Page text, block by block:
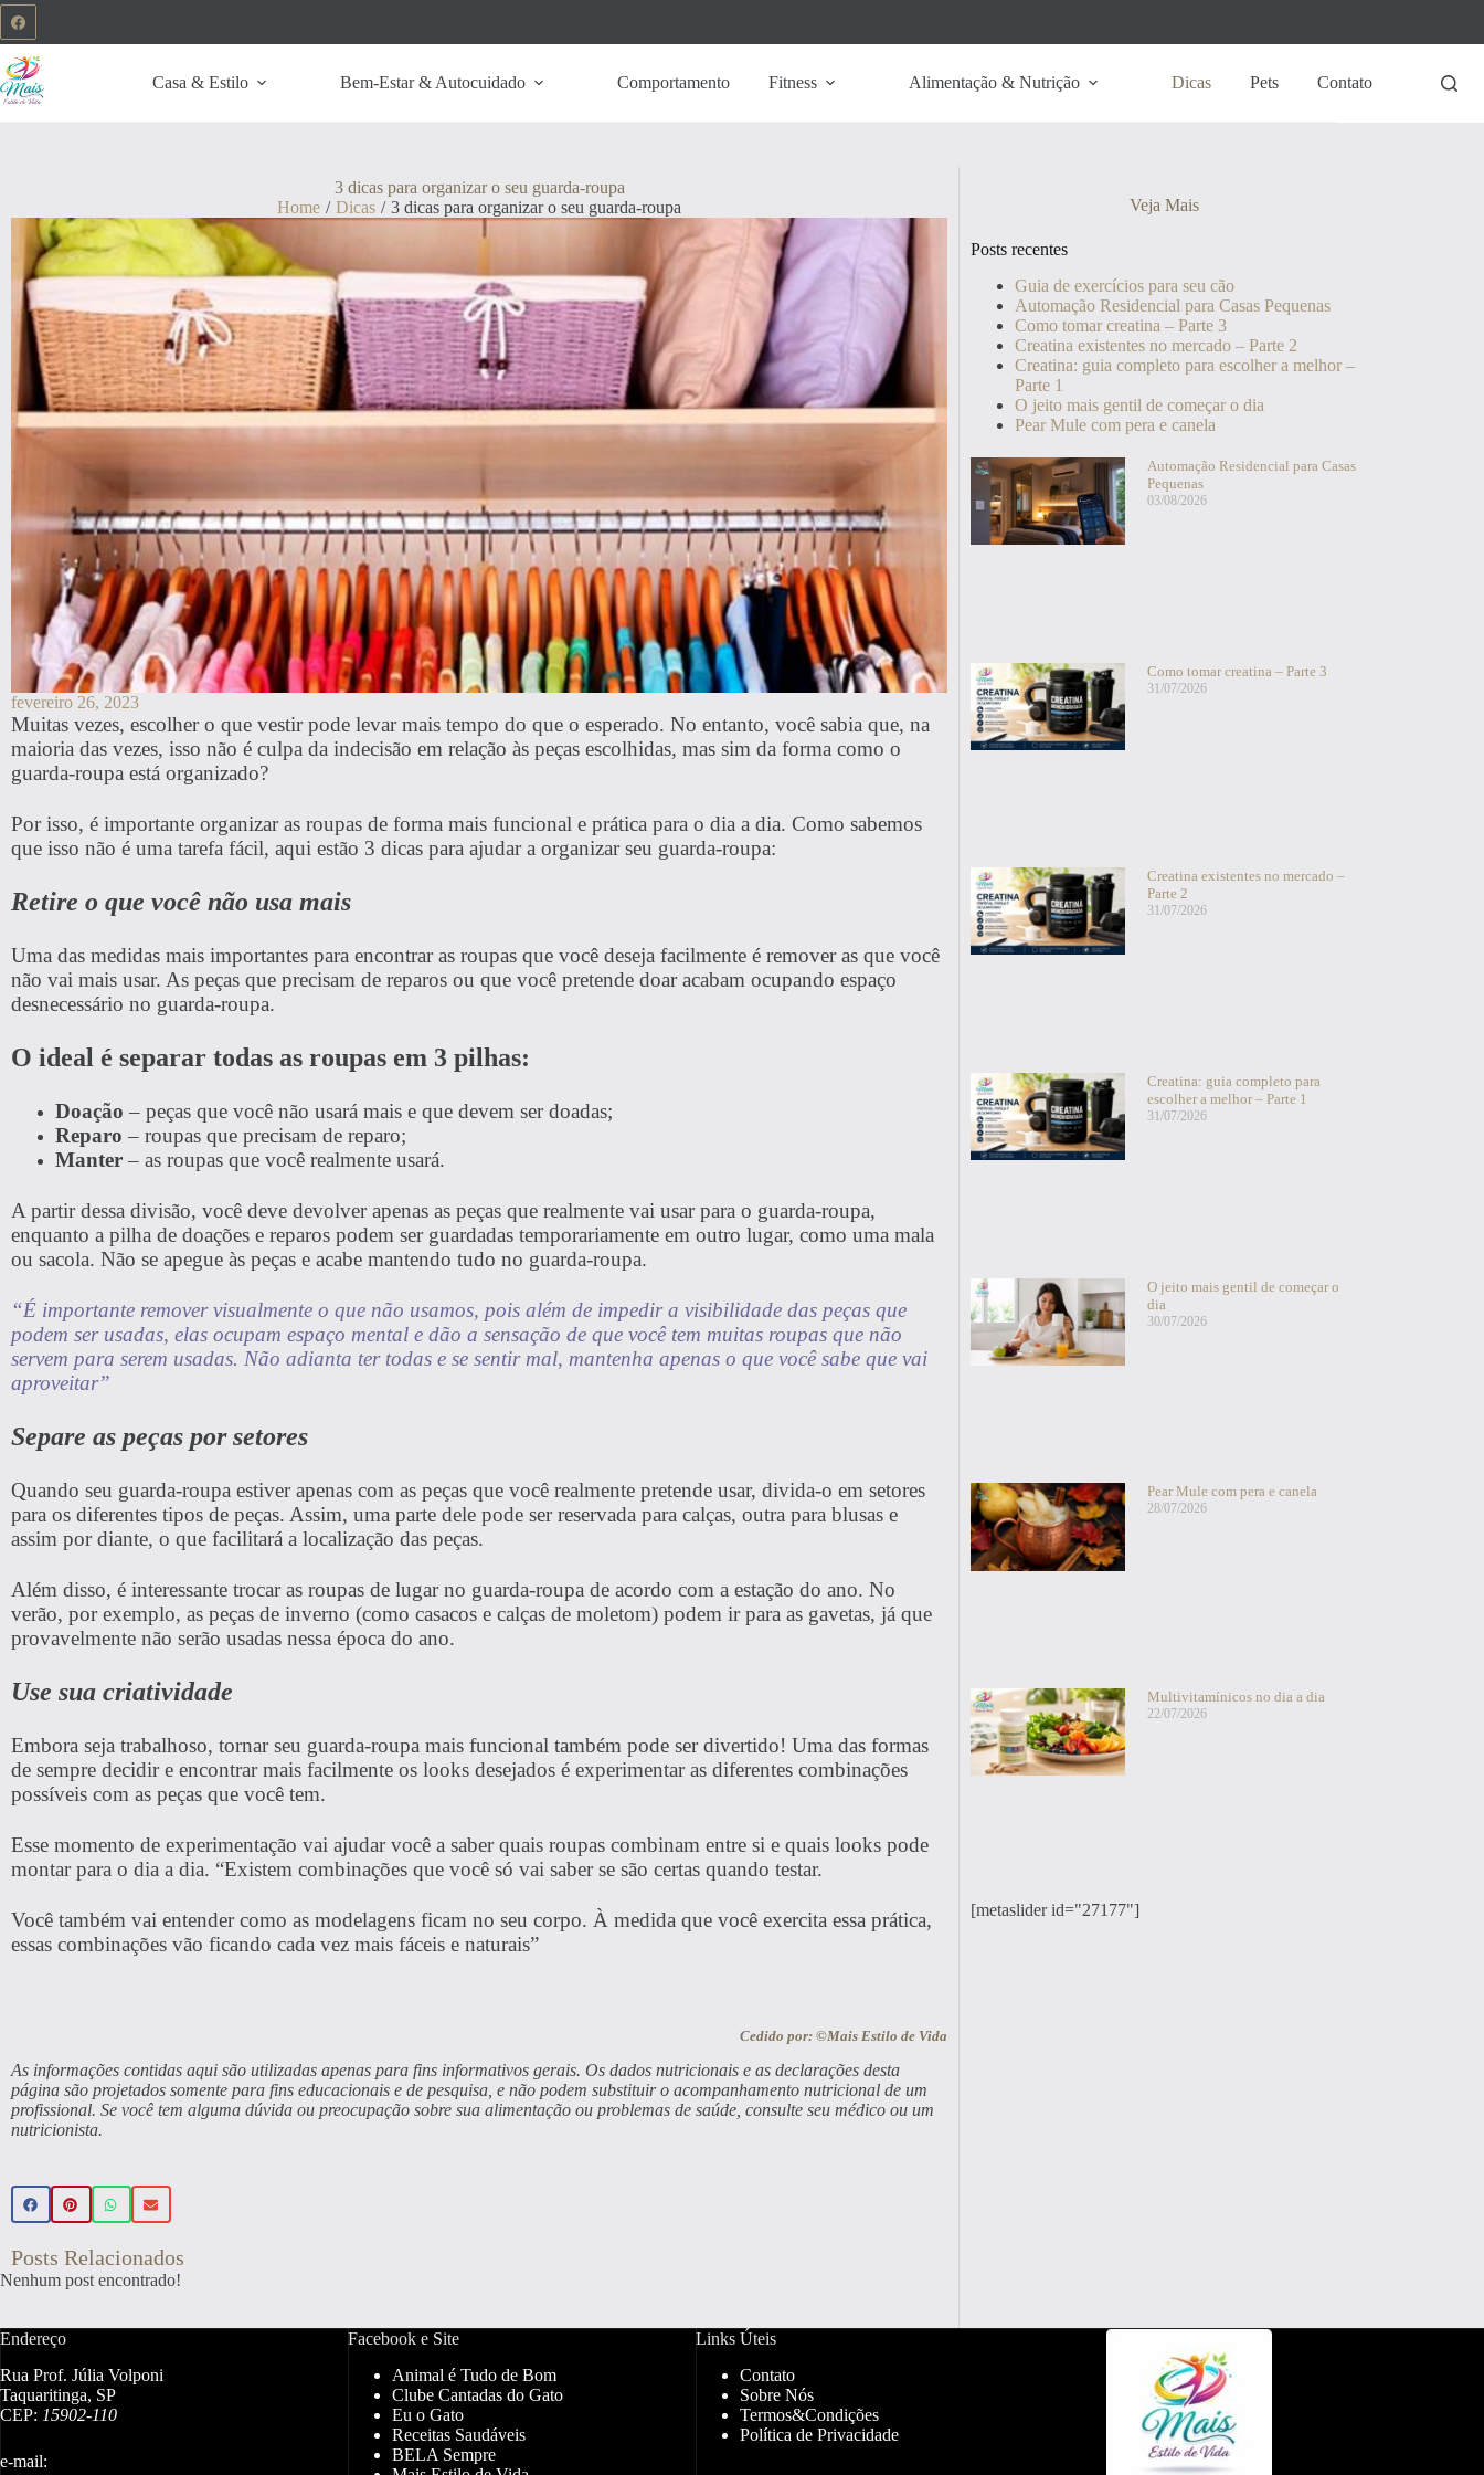
Casa & Estilo Bem-Estar & Autocuidado Comportamento Fitness Alimentação & Nutrição Dicas Pets Contato
3 dicas para organizar o seu guarda-roupa
Home / Dicas / 3 dicas para organizar o seu guarda-roupa
fevereiro 26, 2023
Muitas vezes, escolher o que vestir pode levar mais tempo do que o esperado. No entanto, você sabia que, na
maioria das vezes, isso não é culpa da indecisão em relação às peças escolhidas, mas sim da forma como o
guarda-roupa está organizado?
Por isso, é importante organizar as roupas de forma mais funcional e prática para o dia a dia. Como sabemos
que isso não é uma tarefa fácil, aqui estão 3 dicas para ajudar a organizar seu guarda-roupa:
Retire o que você não usa mais
Uma das medidas mais importantes para encontrar as roupas que você deseja facilmente é remover as que você
não vai mais usar. As peças que precisam de reparos ou que você pretende doar acabam ocupando espaço
desnecessário no guarda-roupa.
O ideal é separar todas as roupas em 3 pilhas:
Doação – peças que você não usará mais e que devem ser doadas;
Reparo – roupas que precisam de reparo;
Manter – as roupas que você realmente usará.
A partir dessa divisão, você deve devolver apenas as peças que realmente vai usar para o guarda-roupa,
enquanto a pilha de doações e reparos podem ser guardadas temporariamente em outro lugar, como uma mala
ou sacola. Não se apegue às peças e acabe mantendo tudo no guarda-roupa.
“É importante remover visualmente o que não usamos, pois além de impedir a visibilidade das peças que
podem ser usadas, elas ocupam espaço mental e dão a sensação de que você tem muitas roupas que não
servem para serem usadas. Não adianta ter todas e se sentir mal, mantenha apenas o que você sabe que vai
aproveitar”
Separe as peças por setores
Quando seu guarda-roupa estiver apenas com as peças que você realmente pretende usar, divida-o em setores
para os diferentes tipos de peças. Assim, uma parte dele pode ser reservada para calças, outra para blusas e
assim por diante, o que facilitará a localização das peças.
Além disso, é interessante trocar as roupas de lugar no guarda-roupa de acordo com a estação do ano. No
verão, por exemplo, as peças de inverno (como casacos e calças de moletom) podem ir para as gavetas, já que
provavelmente não serão usadas nessa época do ano.
Use sua criatividade
Embora seja trabalhoso, tornar seu guarda-roupa mais funcional também pode ser divertido! Uma das formas
de sempre decidir e encontrar mais facilmente os looks desejados é experimentar as diferentes combinações
possíveis com as peças que você tem.
Esse momento de experimentação vai ajudar você a saber quais roupas combinam entre si e quais looks pode
montar para o dia a dia. “Existem combinações que você só vai saber se são certas quando testar.
Você também vai entender como as modelagens ficam no seu corpo. À medida que você exercita essa prática,
essas combinações vão ficando cada vez mais fáceis e naturais”
Cedido por: ©Mais Estilo de Vida
As informações contidas aqui são utilizadas apenas para fins informativos gerais. Os dados nutricionais e as declarações desta
página são projetados somente para fins educacionais e de pesquisa, e não podem substituir o acompanhamento nutricional de um
profissional. Se você tem alguma dúvida ou preocupação sobre sua alimentação ou problemas de saúde, consulte seu médico ou um
nutricionista.
Posts Relacionados
Nenhum post encontrado!
Veja Mais
Posts recentes
Guia de exercícios para seu cão
Automação Residencial para Casas Pequenas
Como tomar creatina – Parte 3
Creatina existentes no mercado – Parte 2
Creatina: guia completo para escolher a melhor –
Parte 1
O jeito mais gentil de começar o dia
Pear Mule com pera e canela
Automação Residencial para Casas
Pequenas
03/08/2026
Como tomar creatina – Parte 3
31/07/2026
Creatina existentes no mercado –
Parte 2
31/07/2026
Creatina: guia completo para
escolher a melhor – Parte 1
31/07/2026
O jeito mais gentil de começar o
dia
30/07/2026
Pear Mule com pera e canela
28/07/2026
Multivitamínicos no dia a dia
22/07/2026
[metaslider id="27177"]
Endereço
Rua Prof. Júlia Volponi
Taquaritinga, SP
CEP: 15902-110
e-mail:
Facebook e Site
Animal é Tudo de Bom
Clube Cantadas do Gato
Eu o Gato
Receitas Saudáveis
BELA Sempre
Links Úteis
Contato
Sobre Nós
Termos&Condições
Política de Privacidade